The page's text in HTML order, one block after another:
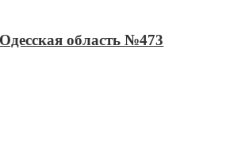
область №473